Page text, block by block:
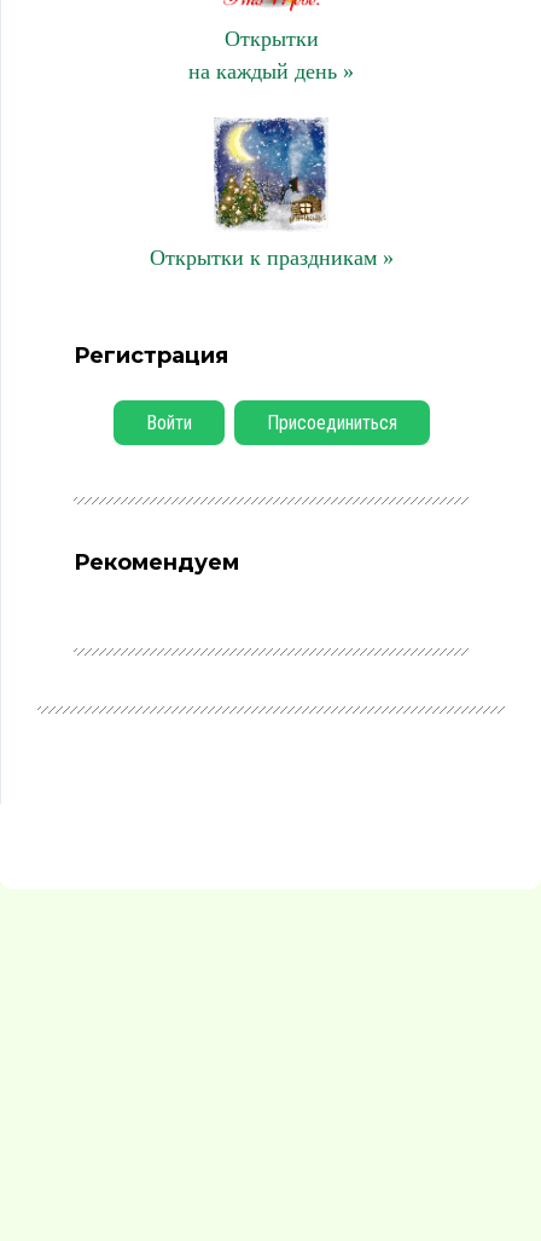
Открытки
на каждый день »
Открытки к праздникам »
Регистрация
Войти Присоединиться
Рекомендуем